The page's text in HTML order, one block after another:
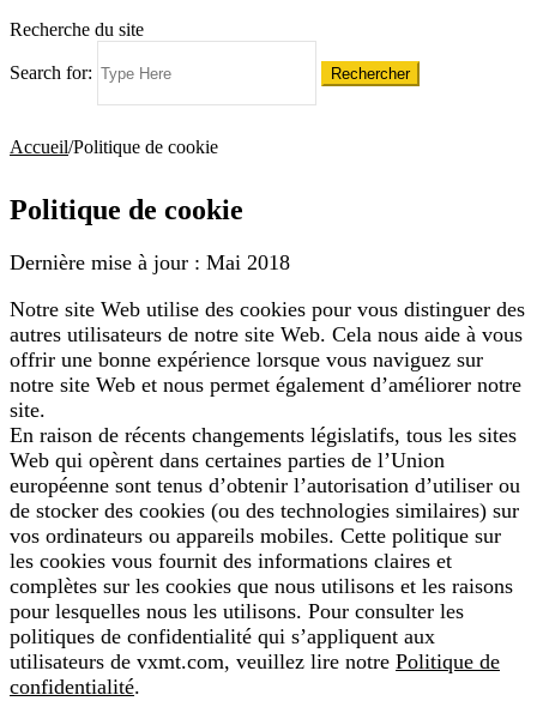
Recherche du site
Search for:
Accueil/Politique de cookie
Politique de cookie
Dernière mise à jour : Mai 2018
Notre site Web utilise des cookies pour vous distinguer des
autres utilisateurs de notre site Web. Cela nous aide à vous
offrir une bonne expérience lorsque vous naviguez sur
notre site Web et nous permet également d’améliorer notre
site.
En raison de récents changements législatifs, tous les sites
Web qui opèrent dans certaines parties de l’Union
européenne sont tenus d’obtenir l’autorisation d’utiliser ou
de stocker des cookies (ou des technologies similaires) sur
vos ordinateurs ou appareils mobiles. Cette politique sur
les cookies vous fournit des informations claires et
complètes sur les cookies que nous utilisons et les raisons
pour lesquelles nous les utilisons. Pour consulter les
politiques de confidentialité qui s’appliquent aux
utilisateurs de vxmt.com, veuillez lire notre Politique de
confidentialité.